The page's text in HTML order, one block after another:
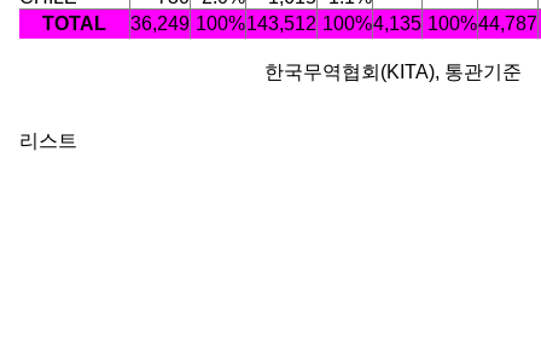
TOTAL
36,249 100%143,512 100%4,135 100%44,787
한국무역협회(KITA), 통관기준
리스트